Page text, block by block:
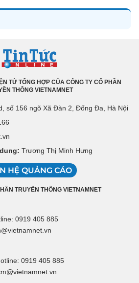
TỬ TỔNG HỢP CỦA CÔNG TY CỔ PHẦN
THÔNG VIETNAMNET
số 156 ngõ Xã Đàn 2, Đống Đa, Hà Nội
Trương Thị Minh Hưng
HỆ QUẢNG CÁO
TRUYỀN THÔNG VIETNAMNET
0919 405 885
0919 405 885